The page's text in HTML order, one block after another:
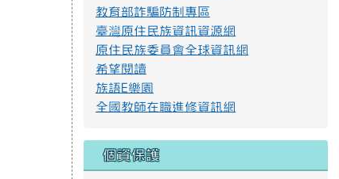
提升社會大眾對身心障礙者權利公約2.jpg
防範一氧化碳中毐.jpg
遊樂設施管理規範3.png
教育部詐騙防制專區
臺灣原住民族資訊資源網
原住民族委員會全球資訊網
希望閱讀
族語E樂園
全國教師在職進修資訊網
個資保護